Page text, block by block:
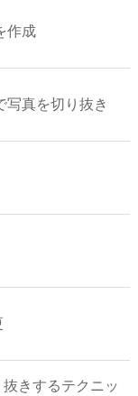
作成
写真を切り抜き
きするテクニッ